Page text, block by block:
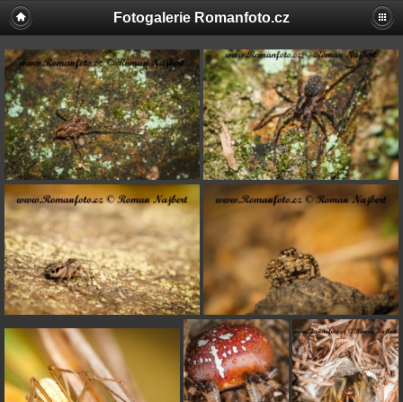
Fotogalerie Romanfoto.cz